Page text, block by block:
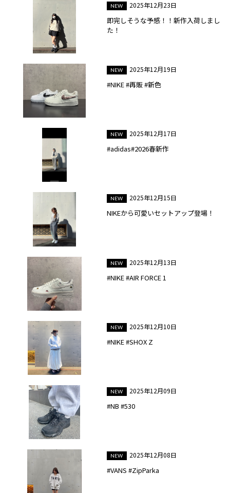
2025年12月23日
即完しそうな予感！！新作入荷しまし
た！
2025年12月19日
#NIKE #再販 #新色
2025年12月17日
#adidas#2026春新作
2025年12月15日
NIKEから可愛いセットアップ登場！
2025年12月13日
#NIKE #AIR FORCE 1
2025年12月10日
#NIKE #SHOX Z
2025年12月09日
#NB #530
2025年12月08日
#VANS #ZipParka